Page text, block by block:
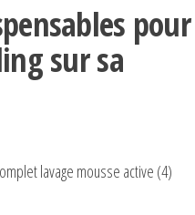
pour
sur sa